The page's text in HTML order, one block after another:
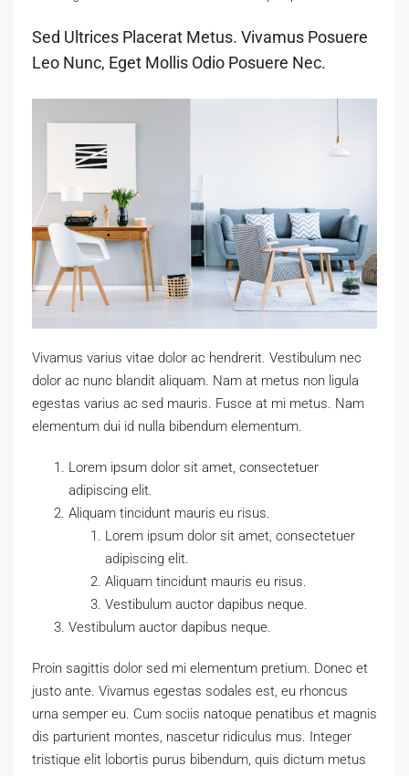
Sed Ultrices Placerat Metus. Vivamus Posuere
Leo Nunc, Eget Mollis Odio Posuere Nec.
Vivamus varius vitae dolor ac hendrerit. Vestibulum nec
dolor ac nunc blandit aliquam. Nam at metus non ligula
egestas varius ac sed mauris. Fusce at mi metus. Nam
elementum dui id nulla bibendum elementum.
Lorem ipsum dolor sit amet, consectetuer
adipiscing elit.
Aliquam tincidunt mauris eu risus.
Lorem ipsum dolor sit amet, consectetuer
adipiscing elit.
Aliquam tincidunt mauris eu risus.
Vestibulum auctor dapibus neque.
Vestibulum auctor dapibus neque.
Proin sagittis dolor sed mi elementum pretium. Donec et
justo ante. Vivamus egestas sodales est, eu rhoncus
urna semper eu. Cum sociis natoque penatibus et magnis
dis parturient montes, nascetur ridiculus mus. Integer
tristique elit lobortis purus bibendum, quis dictum metus